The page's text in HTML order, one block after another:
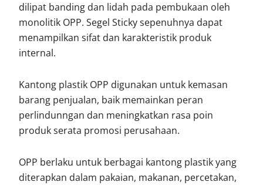
dilipat banding dan lidah pada pembukaan oleh
monolitik OPP. Segel Sticky sepenuhnya dapat
menampilkan sifat dan karakteristik produk
internal.
Kantong plastik OPP digunakan untuk kemasan
barang penjualan, baik memainkan peran
perlindunngan dan meningkatkan rasa poin
produk serata promosi perusahaan.
OPP berlaku untuk berbagai kantong plastik yang
diterapkan dalam pakaian, makanan, percetakan,